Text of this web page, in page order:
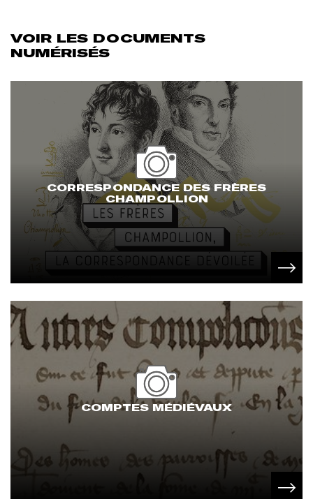
VOIR LES DOCUMENTS
NUMÉRISÉS
CORRESPONDANCE DES FRÈRES
CHAMPOLLION
COMPTES MÉDIÉVAUX